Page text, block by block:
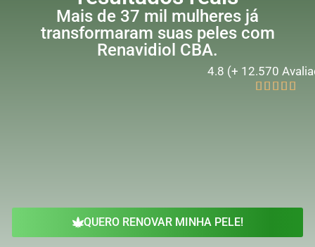
Mais de 37 mil mulheres já
transformaram suas peles com
Renavidiol CBA.
4.8 (+ 12.570
    
QUERO RENOVAR MINHA PELE!